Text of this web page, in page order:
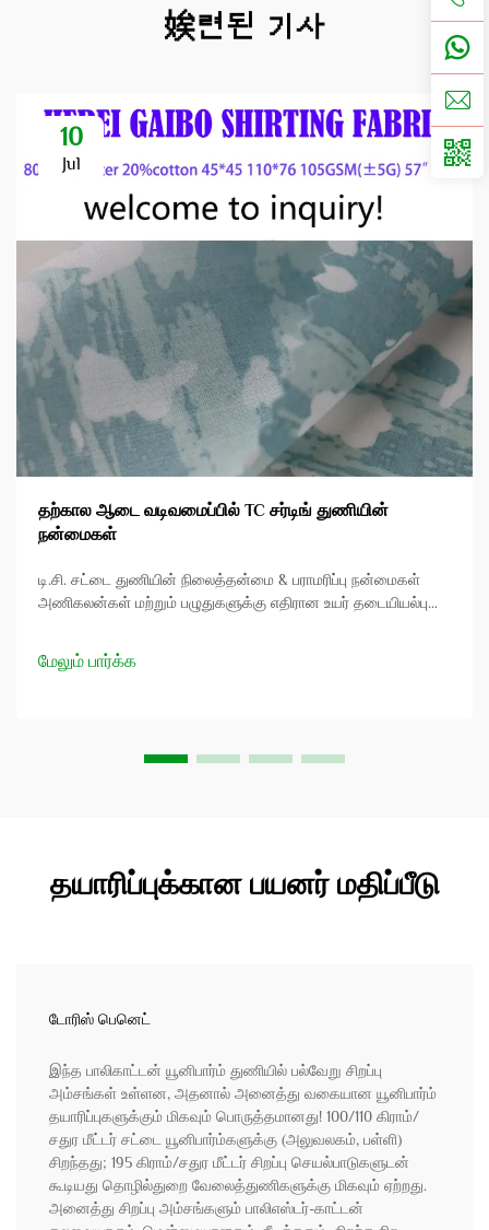
娭련된 기사
10
Jul
தற்கால ஆடை வடிவமைப்பில் TC சர்டிங் துணியின்
நன்மைகள்
டி.சி. சட்டை துணியின் நிலைத்தன்மை & பராமரிப்பு நன்மைகள்
அணிகலன்கள் மற்றும் பழுதுகளுக்கு எதிரான உயர் தடையியல்பு
மற்றும் பழுதுகளை எதிர்க்கும் திறனில் இது மிக்க சிறப்பாக
மேலும் பார்க்க
தயாரிப்புக்கான பயனர் மதிப்பீடு
டோரிஸ் பெனெட்
இந்த பாலிகாட்டன் யூனிபார்ம் துணியில் பல்வேறு சிறப்பு
அம்சங்கள் உள்ளன, அதனால் அனைத்து வகையான யூனிபார்ம்
தயாரிப்புகளுக்கும் மிகவும் பொருத்தமானது! 100/110 கிராம்/
சதுர மீட்டர் சட்டை யூனிபார்ம்களுக்கு (அலுவலகம், பள்ளி)
சிறந்தது; 195 கிராம்/சதுர மீட்டர் சிறப்பு செயல்பாடுகளுடன்
கூடியது தொழில்துறை வேலைத்துணிகளுக்கு மிகவும் ஏற்றது.
அனைத்து சிறப்பு அம்சங்களும் பாலிஎஸ்டர்-காட்டன்